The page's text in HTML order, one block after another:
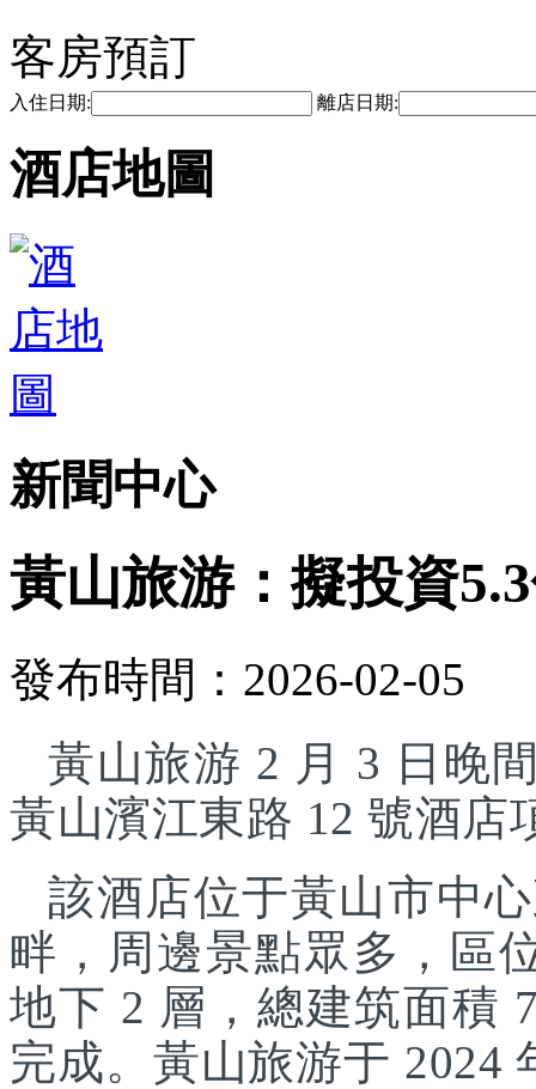
客房預訂
入住日期: 離店日期:
酒店地圖
新聞中心
黃山旅游：擬投資
發布時間：2026-02-05
黃山旅游 2 月 3 日晚
黃山濱江東路 12 號酒店
該酒店位于黃山市中
畔，周邊景點眾多，區
地下 2 層，總建筑面積
完成。黃山旅游于 2024